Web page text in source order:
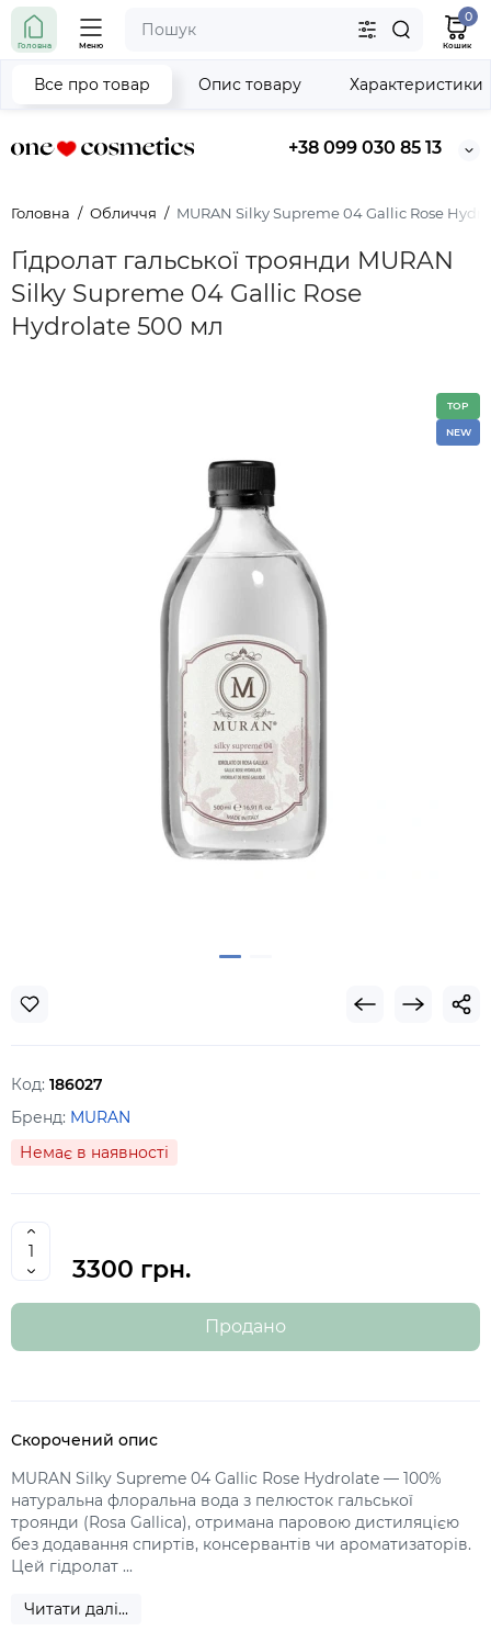
+38 099 030 85 13
Головна Меню
0
Кошик
Головна Обличчя MURAN Silky Supreme 04 Gallic Rose
Гідролат гальської троянди MURAN
Silky Supreme 04 Gallic Rose
Hydrolate 500 мл
Все про товар Опис товару Характеристики
TOP
NEW
Код: 186027
Бренд: MURAN
Немає в наявності
3300 грн.
Продано
Скорочений опис
MURAN Silky Supreme 04 Gallic Rose Hydrolate — 100%
натуральна флоральна вода з пелюсток гальської
троянди (Rosa Gallica), отримана паровою дистиляцією
без додавання спиртів, консервантів чи ароматизаторів.
Цей гідролат ...
Читати далі...